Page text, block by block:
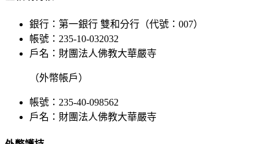
銀行：第一銀行 雙和分行（代號：007）
帳號：235-10-032032
戶名：財團法人佛教大華嚴寺
（外幣帳戶）
帳號：235-40-098562
戶名：財團法人佛教大華嚴寺